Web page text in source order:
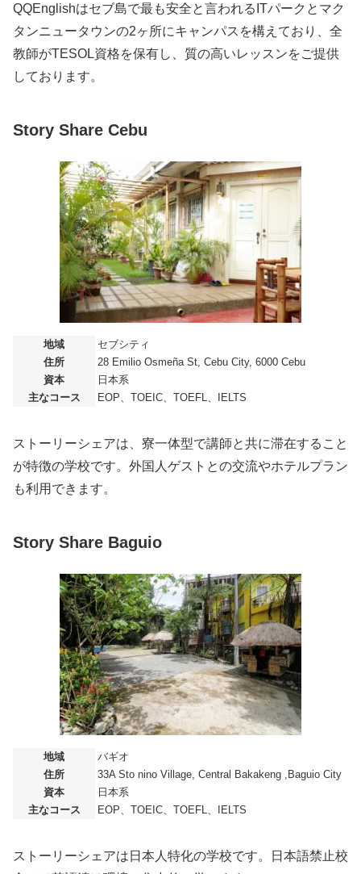
QQEnglishはセブ島で最も安全と言われるITパークとマク
タンニュータウンの2ヶ所にキャンパスを構えており、全
教師がTESOL資格を保有し、質の高いレッスンをご提供
しております。
Story Share Cebu
地域
セブシティ
住所
28 Emilio Osmeña St, Cebu City, 6000 Cebu
資本
日本系
主なコース
EOP、TOEIC、TOEFL、IELTS
ストーリーシェアは、寮一体型で講師と共に滞在すること
が特徴の学校です。外国人ゲストとの交流やホテルプラン
も利用できます。
Story Share Baguio
地域
バギオ
住所
33A Sto nino Village, Central Bakakeng ,Baguio City
資本
日本系
主なコース
EOP、TOEIC、TOEFL、IELTS
ストーリーシェアは日本人特化の学校です。日本語禁止校